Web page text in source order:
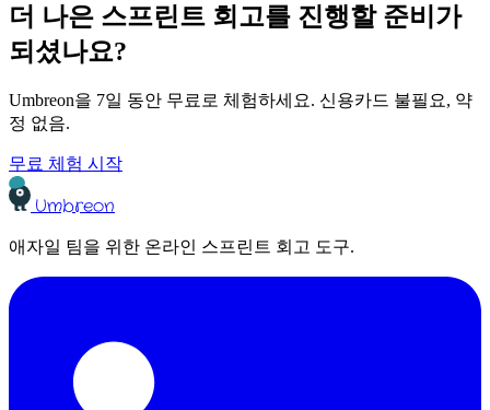
더 나은 스프린트 회고를 진행할 준비가
되셨나요?
Umbreon을 7일 동안 무료로 체험하세요. 신용카드 불필요, 약
정 없음.
무료 체험 시작
Umbreon
애자일 팀을 위한 온라인 스프린트 회고 도구.